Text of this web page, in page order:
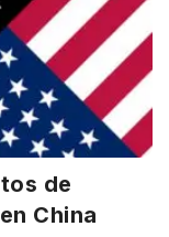
de
China